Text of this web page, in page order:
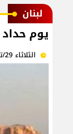
لبنان
يوم
الثلاثاء 29/تموز/2025 - 12:27 م